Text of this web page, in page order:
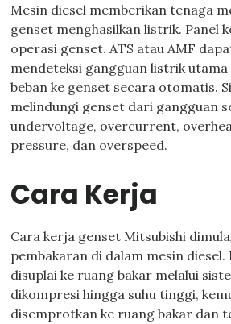
Mesin diesel memberikan tenaga
genset menghasilkan listrik. Panel
operasi genset. ATS atau AMF
mendeteksi gangguan listrik
beban ke genset secara otomatis.
melindungi genset dari gangguan
undervoltage, overcurrent,
pressure, dan overspeed.
Cara Kerja
Cara kerja genset Mitsubishi
pembakaran di dalam mesin diesel.
disuplai ke ruang bakar melalui
dikompresi hingga suhu tinggi,
disemprotkan ke ruang bakar dan